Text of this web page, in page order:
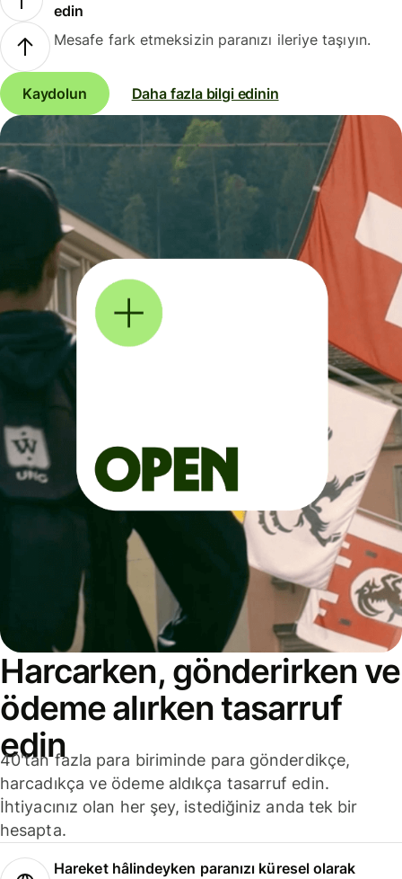
edin
Mesafe fark etmeksizin paranızı ileriye taşıyın.
Kaydolun Daha fazla bilgi edinin
Harcarken, gönderirken ve
ödeme alırken tasarruf
edin
40'tan fazla para biriminde para gönderdikçe,
harcadıkça ve ödeme aldıkça tasarruf edin.
İhtiyacınız olan her şey, istediğiniz anda tek bir
hesapta.
Hareket hâlindeyken paranızı küresel olarak